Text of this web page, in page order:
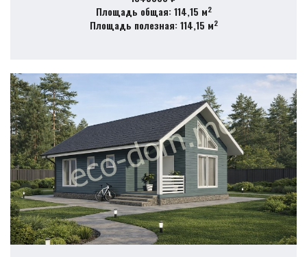
Площадь общая: 114,15 м2
Площадь полезная: 114,15 м2